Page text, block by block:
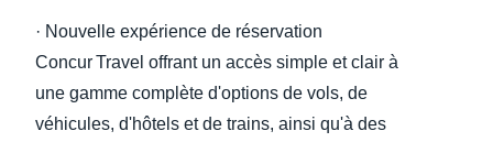
· Nouvelle expérience de réservation
Concur Travel offrant un accès simple et clair à
une gamme complète d'options de vols, de
véhicules, d'hôtels et de trains, ainsi qu'à des